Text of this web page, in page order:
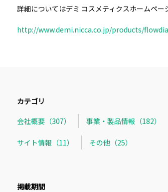
詳細についてはデミ コスメティクスホームペ
http://www.demi.nicca.co.jp/products/
カテゴリ
会社概要（307）
事業・製品情報（182）
サイト情報（11） その他（25）
掲載期間